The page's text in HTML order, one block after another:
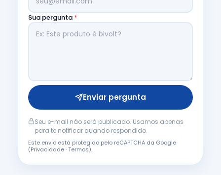
Sua pergunta *
Enviar pergunta
Seu e-mail não será publicado. Usamos apenas
para te notificar quando respondido.
Este envio está protegido pelo reCAPTCHA da Google
(Privacidade·Termos).